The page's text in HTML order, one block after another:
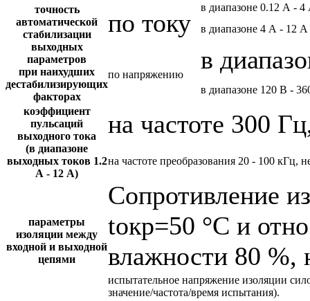
точность
автоматической
стабилизации
выходных
параметров
при наихудших
дестабилизирующих
факторах
по току
в диапазоне 0.12 А - 4
в диапазоне 4 А - 12 А
по напряжению
в
в диапазоне 120 В -
коэффициент
пульсаций
выходного тока
(в диапазоне
выходных токов 1.2
А - 12 А)
на частоте 300
на частоте преобразования 20 - 100 кГц,
параметры
изоляции между
входной и выходной
цепями
Сопротивление
tокр=50 °С и
влажности 80 %,
испытательное напряжение изоляции
значение/частота/время испытания).